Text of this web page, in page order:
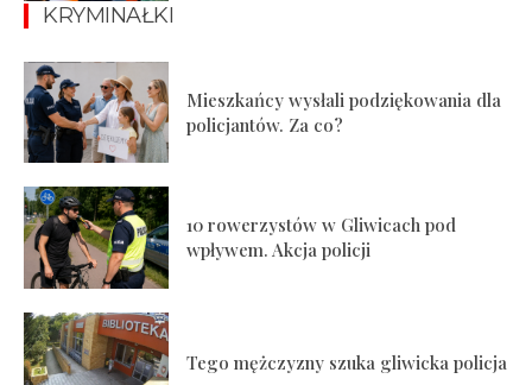
KRYMINAŁKI
Mieszkańcy wysłali podziękowania dla
policjantów. Za co?
10 rowerzystów w Gliwicach pod
wpływem. Akcja policji
Tego mężczyzny szuka gliwicka policja